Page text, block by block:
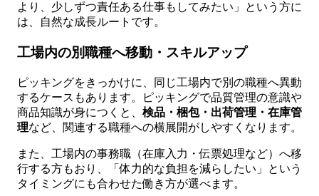
より、少しずつ責任ある仕事もしてみたい」という方に
は、自然な成長ルートです。
工場内の別職種へ移動・スキルアップ
ピッキングをきっかけに、同じ工場内で別の職種へ異動
するケースもあります。ピッキングで品質管理の意識や
商品知識が身につくと、 検品・梱包・出荷管理・在庫管
理など、関連する職種への横展開がしやすくなります。
また、工場内の事務職（在庫入力・伝票処理など）へ移
行する方もおり、「体力的な負担を減らしたい」という
タイミングにも合わせた働き方が選べます。